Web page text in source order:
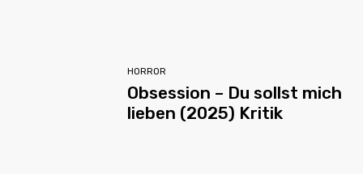
HORROR
Obsession – Du sollst mich
lieben (2025) Kritik